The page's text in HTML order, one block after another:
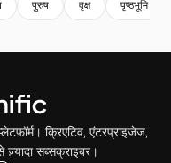
पुरुष वृक्ष पृष्ठभूमि
क्रिएटिव, एंटरप्राइजेज,
सब्सक्राइबर।